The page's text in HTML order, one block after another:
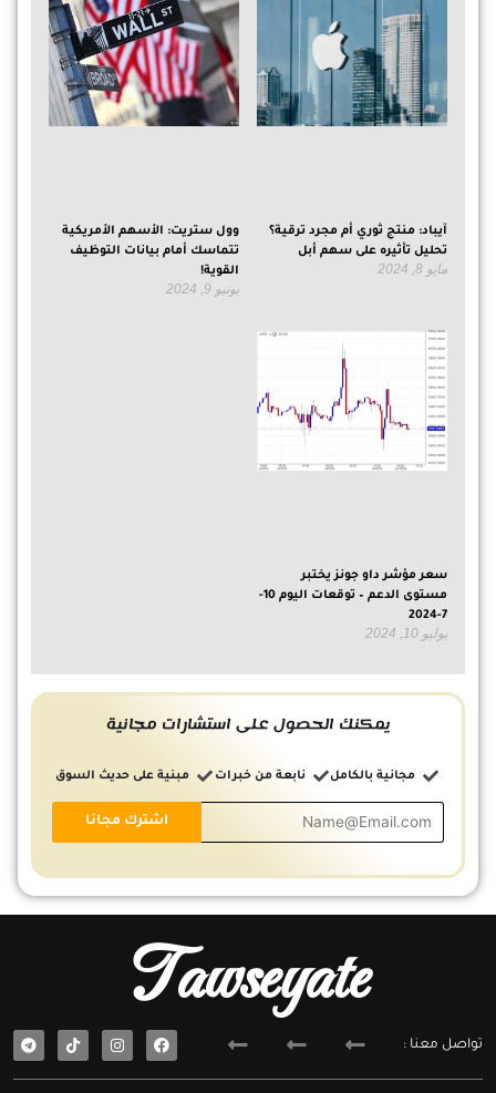
آيباد: منتج ثوري أم مجرد ترقية؟
تحليل تأثيره على سهم أبل
مايو 8, 2024
وول ستريت: الأسهم الأمريكية
تتماسك أمام بيانات التوظيف
القوية!
يونيو 9, 2024
سعر مؤشر داو جونز يختبر
مستوى الدعم – توقعات اليوم 10-
7-2024
يوليو 10, 2024
يمكنك الحصول على استشارات مجانية
مجانية بالكامل نابعة من خبرات مبنية على حديث السوق
Tawseyate
تواصل معنا :
F
a
e
T
e
e